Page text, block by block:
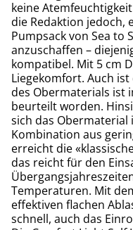
keine
die Redaktion jedoch,
Pumpsack von Sea to
anzuschaffen –
kompatibel. Mit 5 cm
Liegekomfort. Auch
des Obermaterials ist
beurteilt worden.
sich das
Kombination aus
erreicht die
das reicht für den
Temperaturen. Mit
effektiven flachen
schnell, auch das